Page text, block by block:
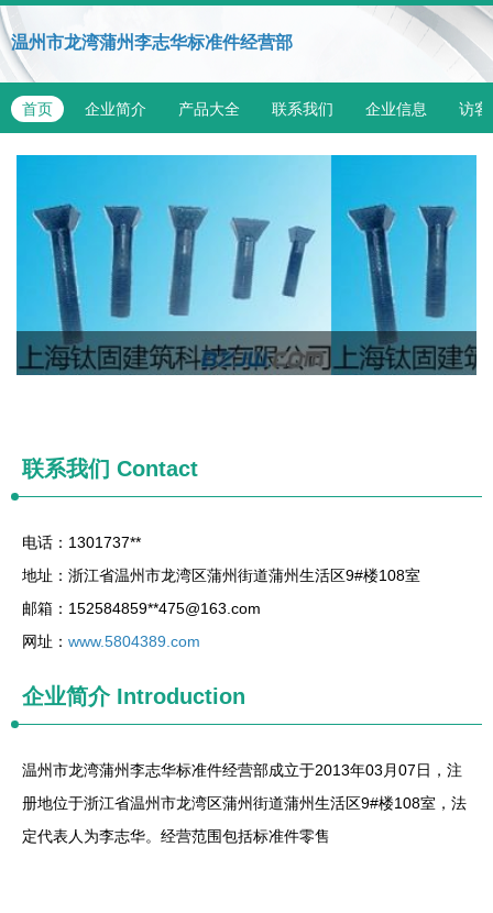
温州市龙湾蒲州李志华标准件经营部
首页 企业简介 产品大全 联系我们 企业信息 访客
联系我们 Contact
电话：1301737**
地址：浙江省温州市龙湾区蒲州街道蒲州生活区9#楼108室
邮箱：152584859**475@163.com
网址： www.5804389.com
企业简介Introduction
温州市龙湾蒲州李志华标准件经营部成立于2013年03月07日，注
册地位于浙江省温州市龙湾区蒲州街道蒲州生活区9#楼108室，法
定代表人为李志华。经营范围包括标准件零售